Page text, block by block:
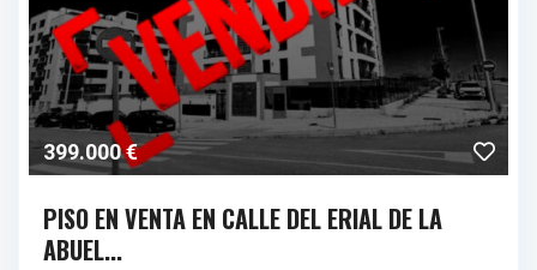
399.000 €
PISO EN VENTA EN CALLE DEL ERIAL DE LA
ABUEL...